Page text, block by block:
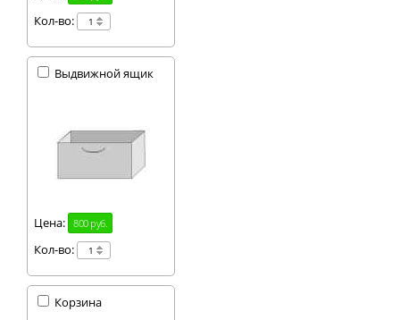
Кол-во:
Выдвижной ящик
Цена: 800 руб.
Кол-во:
Корзина